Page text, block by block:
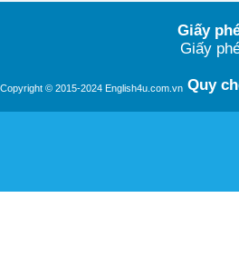
Copyright © 2015-2024 English4u.com.vn
Giấy
Giấy
Quy